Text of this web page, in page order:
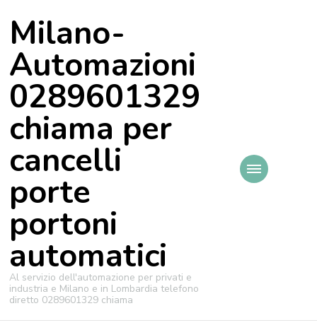
Milano-
Automazioni
0289601329
chiama per
cancelli
porte
portoni
automatici
Al servizio dell'automazione per privati e
industria e Milano e in Lombardia telefono
diretto 0289601329 chiama